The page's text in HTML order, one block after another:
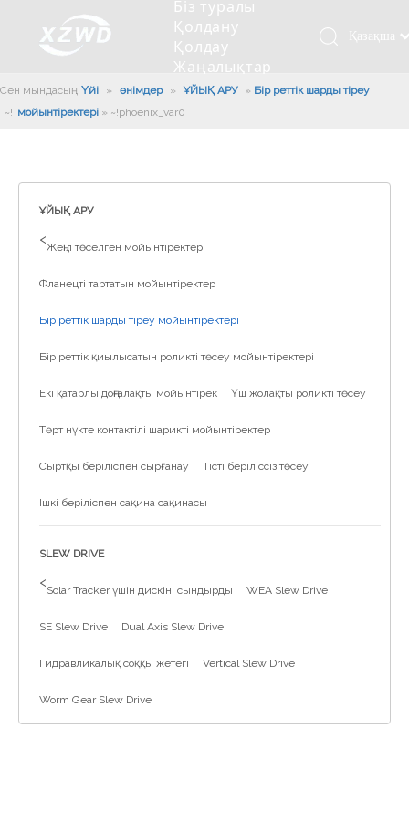
Кесетін төсеу
Біз туралы
Компания туралы мәлімет
Қолдану
Инженерлік машиналар
Қолдау
Мойынтіректерді орнату
Жаңалықтар
Ұзындығы сақина
Бізбен
хабарласыңыз
Қазақша
Türk dili
Сен мындасың: Үйі » өнімдер » ҰЙЫҚ АРУ » Бір реттік шарды тіреу
мойынтіректері » ~!phoenix_var0!~
ҰЙЫҚ АРУ
>
Жеңіл төселген мойынтіректер
Фланецті тартатын мойынтіректер
Бір реттік шарды тіреу мойынтіректері
Бір реттік қиылысатын роликті төсеу мойынтіректері
Екі қатарлы доңғалақты мойынтірек Үш жолақты роликті төсеу
Төрт нүкте контактілі шарикті мойынтіректер
Сыртқы беріліспен сырғанау Тісті беріліссіз төсеу
Ішкі беріліспен сақина сақинасы
SLEW DRIVE
>
Solar Tracker үшін дискіні сындырды WEA Slew Drive
SE Slew Drive Dual Axis Slew Drive
Гидравликалық соққы жетегі Vertical Slew Drive
Worm Gear Slew Drive